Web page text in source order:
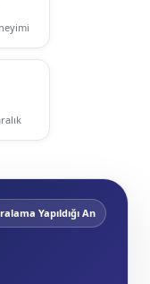
Yapıldığı An